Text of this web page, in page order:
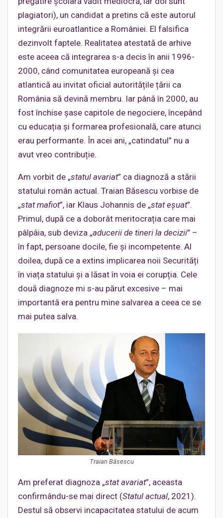
plagiatori), un candidat a pretins că este autorul
integrării euroatlantice a României. El falsifica
dezinvolt faptele. Realitatea atestată de arhive
este aceea că integrarea s-a decis în anii 1996-
2000, când comunitatea europeană și cea
atlantică au invitat oficial autoritățile țării ca
România să devină membru. Iar până în 2000, au
fost închise șase capitole de negociere, începând
cu educația și formarea profesională, care atunci
erau performante. În acei ani, „catindatul” nu a
avut vreo contribuție.
Am vorbit de „statul avariat” ca diagnoză a stării
statului român actual. Traian Băsescu vorbise de
„stat mafiot”, iar Klaus Johannis de „stat eșuat”.
Primul, după ce a doborât meritocrația care mai
pâlpâia, sub deviza „aducerii de tineri la decizii” –
în fapt, persoane docile, fie și incompetente. Al
doilea, după ce a extins implicarea noii Securități
în viața statului și a lăsat în voia ei corupția. Cele
două diagnoze mi s-au părut excesive – mai
importantă era pentru mine salvarea a ceea ce se
mai putea salva.
Traian Băsescu
Am preferat diagnoza „stat avariat”, aceasta
confirmându-se mai direct (Statul actual, 2021).
Destul să observi incapacitatea statului de acum